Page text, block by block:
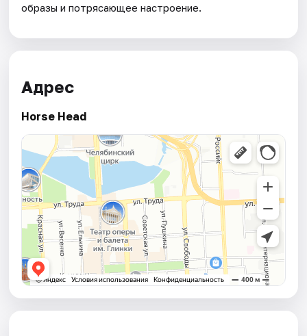
образы и потрясающее настроение.
Адрес
Horse Head